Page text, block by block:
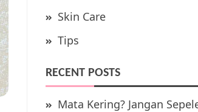
Skin Care
Tips
RECENT POSTS
Mata Kering? Jangan